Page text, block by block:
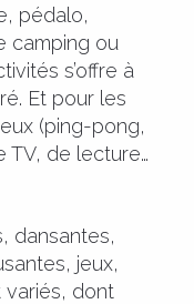
pédalo,
camping ou
s’offre à
Et pour les
(ping-pong,
TV, de lecture…
dansantes,
jeux,
dont